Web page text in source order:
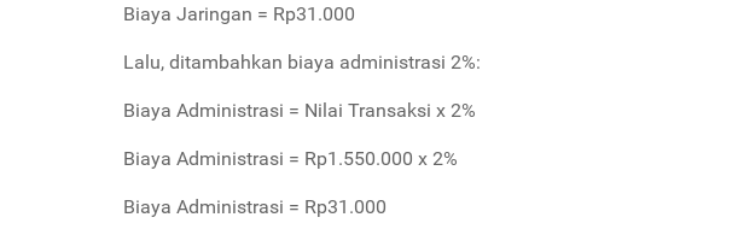
Biaya Jaringan = Rp31.000
Lalu, ditambahkan biaya administrasi 2%:
Biaya Administrasi = Nilai Transaksi x 2%
Biaya Administrasi = Rp1.550.000 x 2%
Biaya Administrasi = Rp31.000